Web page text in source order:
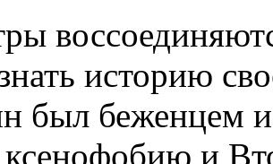
историю
был беженцем
и